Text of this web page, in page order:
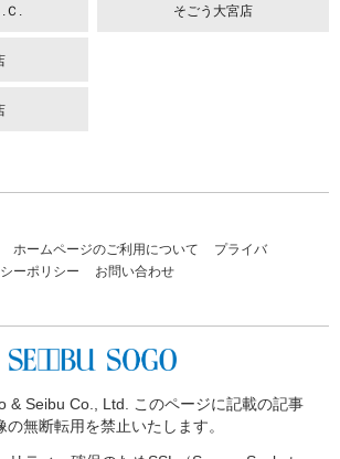
. そごう大宮店
ホームページのご利用について
プライバ
シーポリシー
お問い合わせ
& Seibu Co., Ltd. このページに記載の記事
の無断転用を禁止いたします。